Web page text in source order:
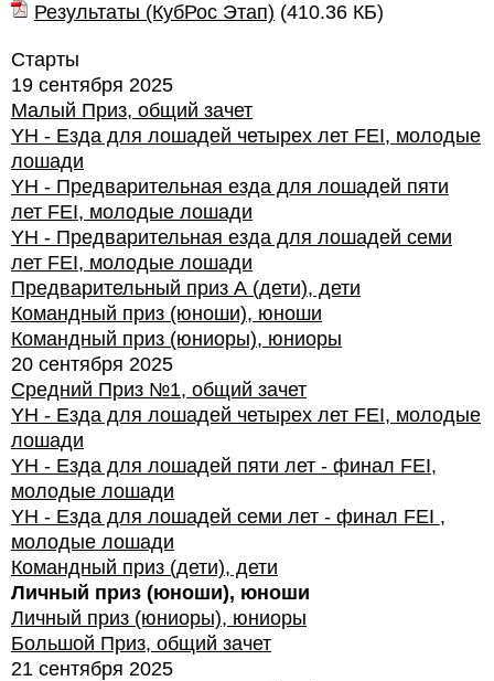
Результаты (КубРос Этап) (410.36 КБ)
Старты
19 сентября 2025
Малый Приз, общий зачет
YH - Езда для лошадей четырех лет FEI, молодые
лошади
YH - Предварительная езда для лошадей пяти
лет FEI, молодые лошади
YH - Предварительная езда для лошадей семи
лет FEI, молодые лошади
Предварительный приз А (дети), дети
Командный приз (юноши), юноши
Командный приз (юниоры), юниоры
20 сентября 2025
Средний Приз №1, общий зачет
YH - Езда для лошадей четырех лет FEI, молодые
лошади
YH - Езда для лошадей пяти лет - финал FEI,
молодые лошади
YH - Езда для лошадей семи лет - финал FEI ,
молодые лошади
Командный приз (дети), дети
Личный приз (юноши), юноши
Личный приз (юниоры), юниоры
Большой Приз, общий зачет
21 сентября 2025